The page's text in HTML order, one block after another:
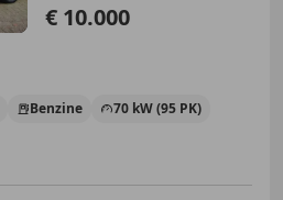
€ 10.000
Benzine 70 kW (95 PK)